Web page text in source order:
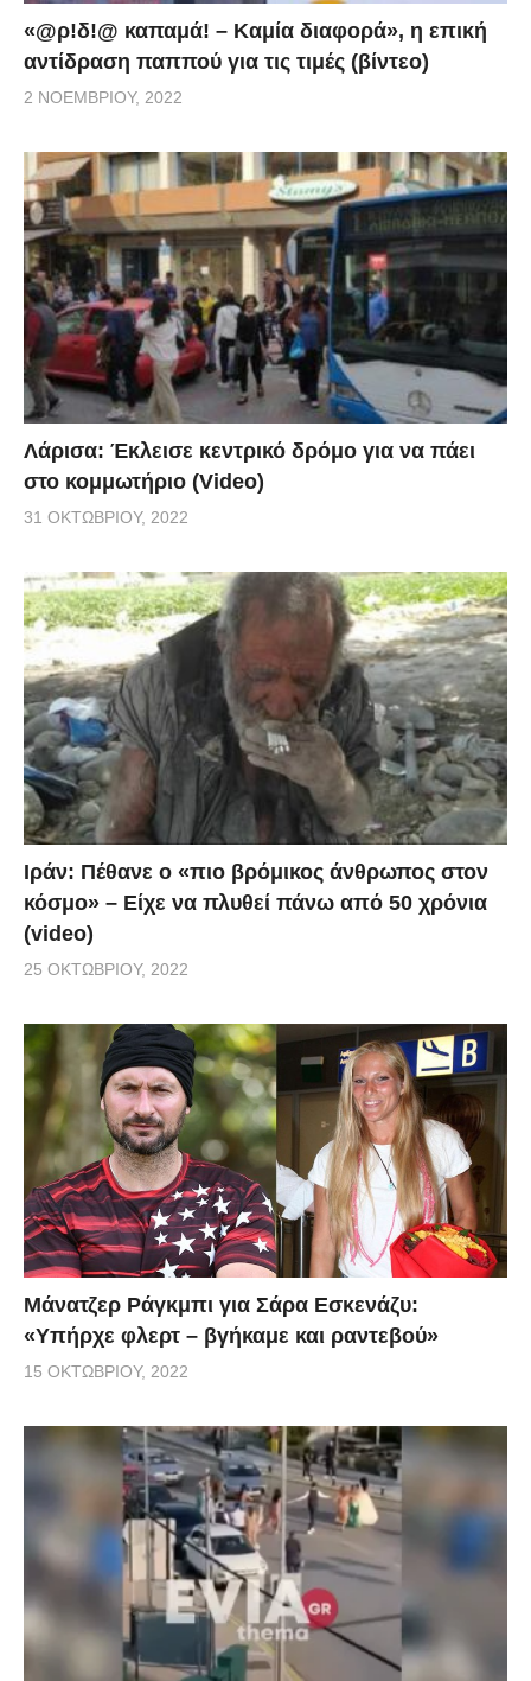
«@ρ!δ!@ καπαμά! – Καμία διαφορά», η επική
αντίδραση παππού για τις τιμές (βίντεο)
2 ΝΟΕΜΒΡΊΟΥ, 2022
Λάρισα: Έκλεισε κεντρικό δρόμο για να πάει
στο κομμωτήριο (Video)
31 ΟΚΤΩΒΡΊΟΥ, 2022
Ιράν: Πέθανε ο «πιο βρόμικος άνθρωπος στον
κόσμο» – Είχε να πλυθεί πάνω από 50 χρόνια
(video)
25 ΟΚΤΩΒΡΊΟΥ, 2022
Μάνατζερ Ράγκμπι για Σάρα Εσκενάζυ:
«Υπήρχε φλερτ – βγήκαμε και ραντεβού»
15 ΟΚΤΩΒΡΊΟΥ, 2022